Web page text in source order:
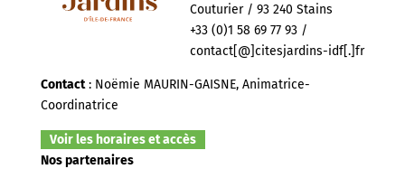
Couturier / 93 240 Stains
+33 (0)1 58 69 77 93 /
contact[@]citesjardins-idf[.]fr
Contact: Noëmie MAURIN-GAISNE, Animatrice-
Coordinatrice
Voir les horaires et accès
Nos partenaires